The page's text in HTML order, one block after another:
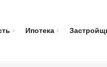
Ипотека